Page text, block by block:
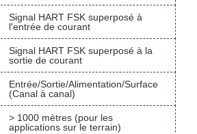
Signal HART FSK superposé à
l'entrée de courant
Signal HART FSK superposé à la
sortie de courant
Entrée/Sortie/Alimentation/Surface
(Canal à canal)
> 1000 mètres (pour les
applications sur le terrain)